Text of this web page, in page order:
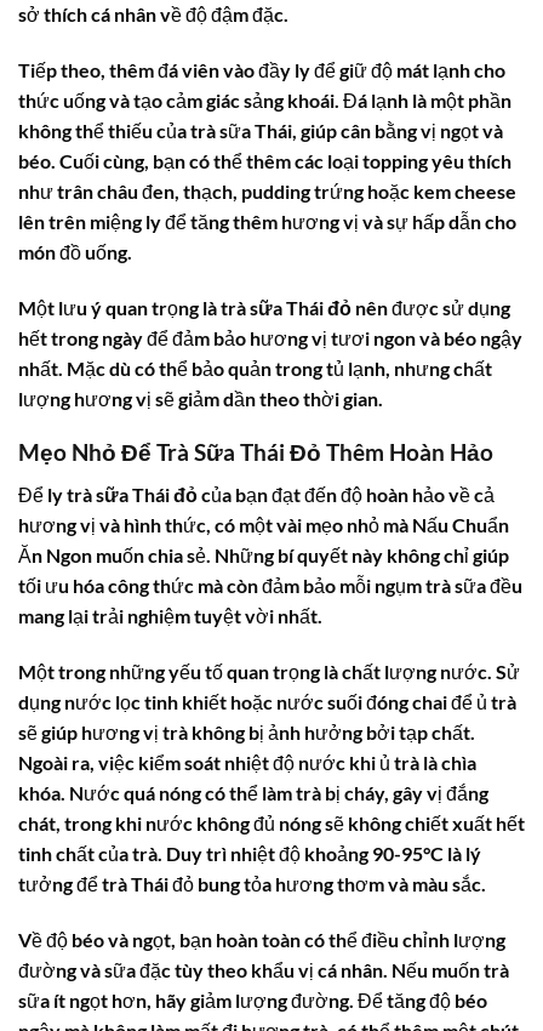
sở thích cá nhân về độ đậm đặc.
Tiếp theo, thêm đá viên vào đầy ly để giữ độ mát lạnh cho
thức uống và tạo cảm giác sảng khoái. Đá lạnh là một phần
không thể thiếu của trà sữa Thái, giúp cân bằng vị ngọt và
béo. Cuối cùng, bạn có thể thêm các loại topping yêu thích
như trân châu đen, thạch, pudding trứng hoặc kem cheese
lên trên miệng ly để tăng thêm hương vị và sự hấp dẫn cho
món đồ uống.
Một lưu ý quan trọng làtrà sữa Thái đỏ nên được sử dụng
hết trong ngày để đảm bảo hương vị tươi ngon và béo ngậy
nhất. Mặc dù có thể bảo quản trong tủ lạnh, nhưng chất
lượng hương vị sẽ giảm dần theo thời gian.
Mẹo Nhỏ Để Trà Sữa Thái Đỏ Thêm Hoàn Hảo
Để lytrà sữa Thái đỏcủa bạn đạt đến độ hoàn hảo về cả
hương vị và hình thức, có một vài mẹo nhỏ mà Nấu Chuẩn
Ăn Ngon muốn chia sẻ. Những bí quyết này không chỉ giúp
tối ưu hóa công thức mà còn đảm bảo mỗi ngụm trà sữa đều
mang lại trải nghiệm tuyệt vời nhất.
Một trong những yếu tố quan trọng là chất lượng nước. Sử
dụng nước lọc tinh khiết hoặc nước suối đóng chai để ủ trà
sẽ giúp hương vị trà không bị ảnh hưởng bởi tạp chất.
Ngoài ra, việc kiểm soát nhiệt độ nước khi ủ trà là chìa
khóa. Nước quá nóng có thể làm trà bị cháy, gây vị đắng
chát, trong khi nước không đủ nóng sẽ không chiết xuất hết
tinh chất của trà. Duy trì nhiệt độ khoảng 90-95°C là lý
tưởng để trà Thái đỏ bung tỏa hương thơm và màu sắc.
Về độ béo và ngọt, bạn hoàn toàn có thể điều chỉnh lượng
đường và sữa đặc tùy theo khẩu vị cá nhân. Nếu muốn trà
sữa ít ngọt hơn, hãy giảm lượng đường. Để tăng độ béo